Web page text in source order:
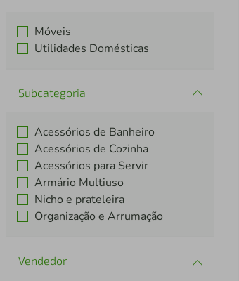
Móveis
Utilidades Domésticas
Subcategoria
Acessórios de Banheiro
Acessórios de Cozinha
Acessórios para Servir
Armário Multiuso
Nicho e prateleira
Organização e Arrumação